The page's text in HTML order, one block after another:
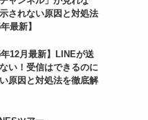
されない原因と対処法
最新】
年12月最新】LINEが送
い！受信はできるのに
原因と対処法を徹底解